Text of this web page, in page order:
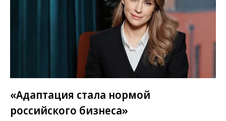
«Адаптация стала нормой
российского бизнеса»